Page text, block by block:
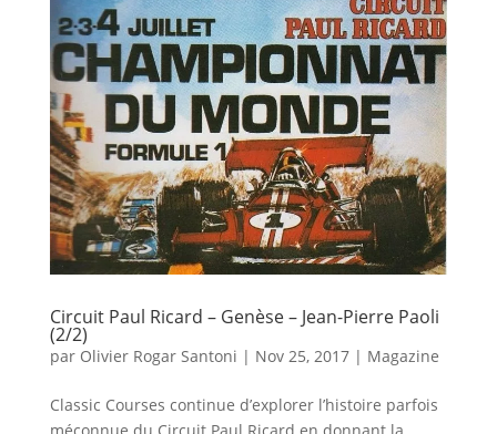
Circuit Paul Ricard – Genèse – Jean-Pierre Paoli
(2/2)
par Olivier Rogar Santoni | Nov 25, 2017| Magazine
Classic Courses continue d’explorer l’histoire parfois